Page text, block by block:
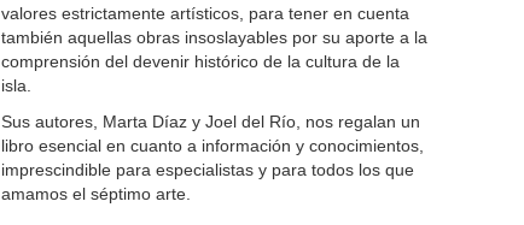
valores estrictamente artísticos, para tener en cuenta
también aquellas obras insoslayables por su aporte a la
comprensión del devenir histórico de la cultura de la
isla.
Sus autores, Marta Díaz y Joel del Río, nos regalan un
libro esencial en cuanto a información y conocimientos,
imprescindible para especialistas y para todos los que
amamos el séptimo arte.